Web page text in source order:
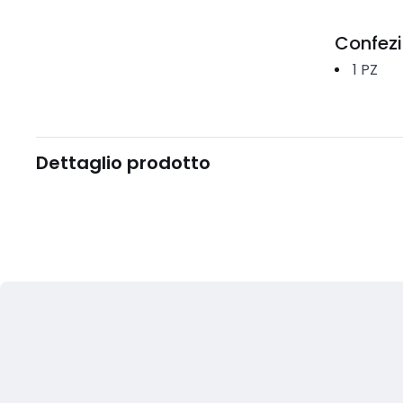
1 PZ
Dettaglio prodotto